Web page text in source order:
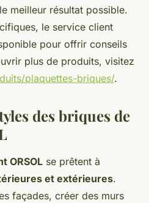
meilleur résultat possible.
le service client
pour offrir conseils
plus de produits, visitez
plaquettes-briques/.
des briques de
ORSOL se prêtent à
et extérieures.
façades, créer des murs